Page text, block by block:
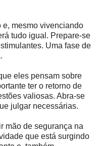
e, mesmo vivenciando
tudo igual. Prepare-se
Uma fase de
eles pensam sobre
ter o retorno de
valiosas. Abra-se
julgar necessárias.
mão de segurança na
que está surgindo